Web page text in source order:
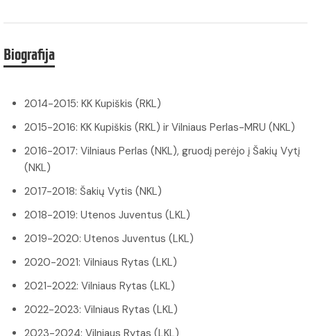
Biografija
2014-2015: KK Kupiškis (RKL)
2015-2016: KK Kupiškis (RKL) ir Vilniaus Perlas-MRU (NKL)
2016-2017: Vilniaus Perlas (NKL), gruodį perėjo į Šakių Vytį
(NKL)
2017-2018: Šakių Vytis (NKL)
2018-2019: Utenos Juventus (LKL)
2019-2020: Utenos Juventus (LKL)
2020-2021: Vilniaus Rytas (LKL)
2021-2022: Vilniaus Rytas (LKL)
2022-2023: Vilniaus Rytas (LKL)
2023-2024: Vilniaus Rytas (LKL)